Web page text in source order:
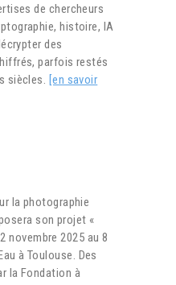
de chercheurs
histoire, IA
des
parfois restés
siècles. [en savoir
la photographie
son projet «
novembre 2025 au 8
à Toulouse. Des
la Fondation à